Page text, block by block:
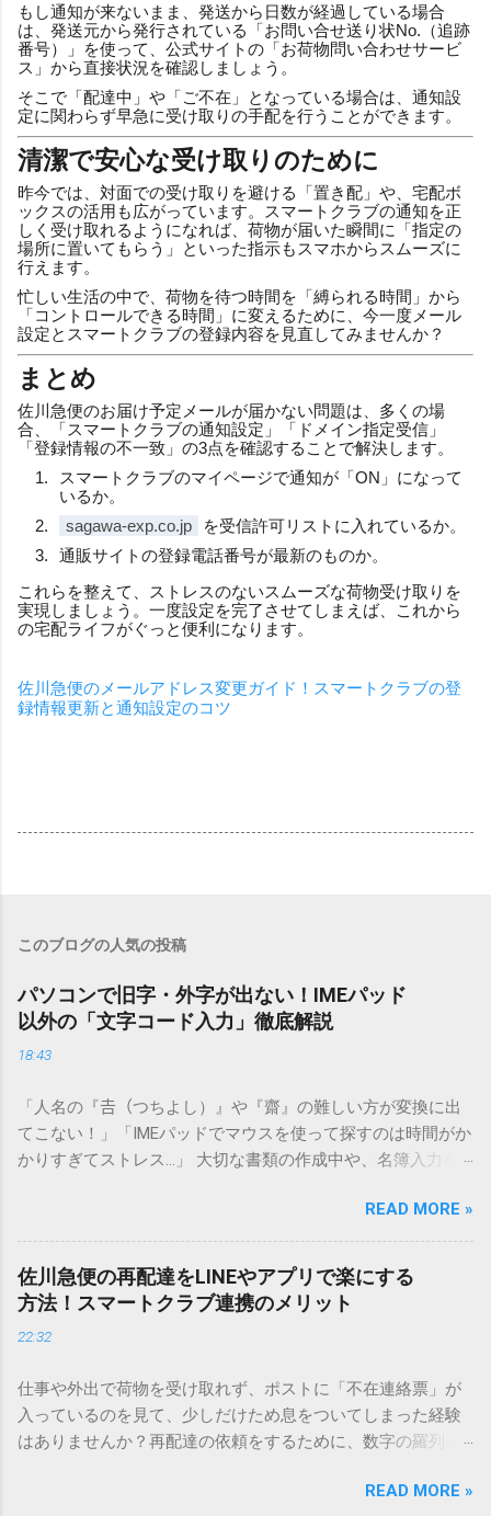
もし通知が来ないまま、発送から日数が経過している場合
は、発送元から発行されている「お問い合せ送り状No.（追跡
番号）」を使って、公式サイトの「お荷物問い合わせサービ
ス」から直接状況を確認しましょう。
そこで「配達中」や「ご不在」となっている場合は、通知設
定に関わらず早急に受け取りの手配を行うことができます。
清潔で安心な受け取りのために
昨今では、対面での受け取りを避ける「置き配」や、宅配ボ
ックスの活用も広がっています。スマートクラブの通知を正
しく受け取れるようになれば、荷物が届いた瞬間に「指定の
場所に置いてもらう」といった指示もスマホからスムーズに
行えます。
忙しい生活の中で、荷物を待つ時間を「縛られる時間」から
「コントロールできる時間」に変えるために、今一度メール
設定とスマートクラブの登録内容を見直してみませんか？
まとめ
佐川急便のお届け予定メールが届かない問題は、多くの場
合、「スマートクラブの通知設定」「ドメイン指定受信」
「登録情報の不一致」の3点を確認することで解決します。
スマートクラブのマイページで通知が「ON」になって
いるか。
sagawa-exp.co.jp
を受信許可リストに入れているか。
通販サイトの登録電話番号が最新のものか。
これらを整えて、ストレスのないスムーズな荷物受け取りを
実現しましょう。一度設定を完了させてしまえば、これから
の宅配ライフがぐっと便利になります。
佐川急便のメールアドレス変更ガイド！スマートクラブの登
録情報更新と通知設定のコツ
このブログの人気の投稿
パソコンで旧字・外字が出ない！IMEパッド
以外の「文字コード入力」徹底解説
18:43
「人名の『𠮷（つちよし）』や『齋』の難しい方が変換に出
てこない！」「IMEパッドでマウスを使って探すのは時間がか
かりすぎてストレス…」 大切な書類の作成中や、名簿入力を
てしまいますよね。多くの人が「IMEパッド（手書き入力）」
を使いますが、実はマウスで一画ずつ書くのは非効率です
し、似た漢字が多すぎて結局見つからないことも少なくあり
ません。 そこで今回は、IMEパッドを使わずに、特定のコー
ドを打ち込むだけで一瞬で旧字や外字、特殊記号を呼び出す
「文字コード入力」のテクニックを詳しく解説します。 この
必要はありません。 1. なぜ「変換」しても旧字・外字が出て
こないのか？ そもそも、なぜ普通の変換で出てこない漢字が
あるのでしょうか。その理由は、パソコンが文字を認識する
は、JIS規格（日本産業規格）によって「第1水準」「第2水
READ MORE »
佐川急便の再配達をLINEやアプリで楽にする
方法！スマートクラブ連携のメリット
22:32
仕事や外出で荷物を受け取れず、ポストに「不在連絡票」が
入っているのを見て、少しだけため息をついてしまった経験
はありませんか？再配達の依頼をするために、数字の羅列を
ことに申し訳なさを感じたりすることもあるかもしれませ
READ MORE »